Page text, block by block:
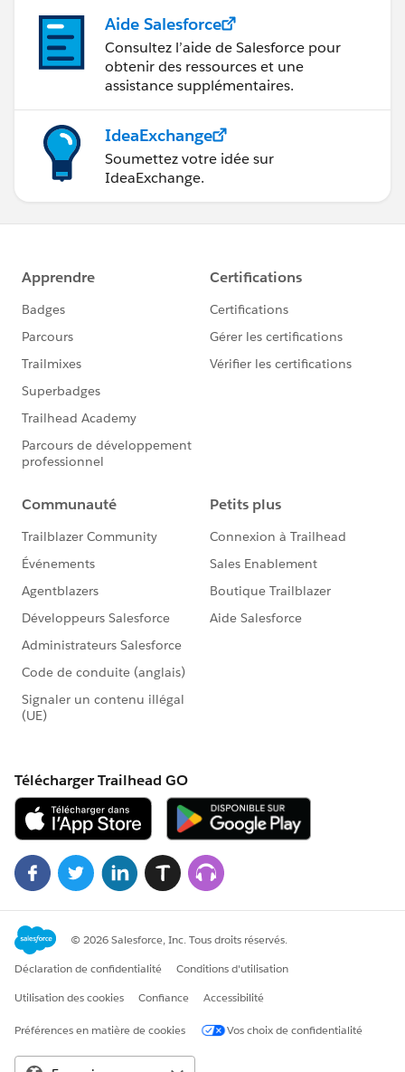
Aide Salesforce
Consultez l’aide de Salesforce pour
obtenir des ressources et une
assistance supplémentaires.
IdeaExchange
Soumettez votre idée sur
IdeaExchange.